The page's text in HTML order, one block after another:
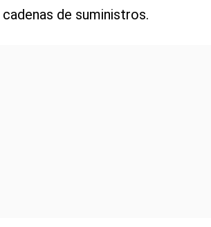
de suministros.